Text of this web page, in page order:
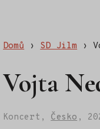
Domů›SD Jilm›
Vojta
Koncert, Česko ,